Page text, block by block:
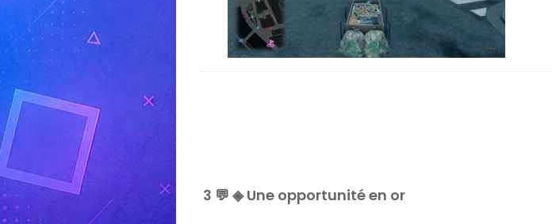
3 💬 ◈ Une opportunité en or